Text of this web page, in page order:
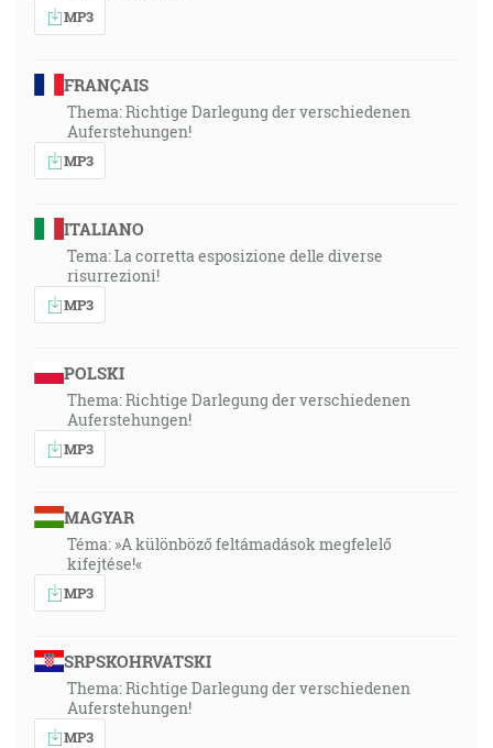
MP3
FRANÇAIS
Thema: Richtige Darlegung der verschiedenen
Auferstehungen!
MP3
ITALIANO
Tema: La corretta esposizione delle diverse
risurrezioni!
MP3
POLSKI
Thema: Richtige Darlegung der verschiedenen
Auferstehungen!
MP3
MAGYAR
Téma: »A különböző feltámadások megfelelő
kifejtése!«
MP3
SRPSKOHRVATSKI
Thema: Richtige Darlegung der verschiedenen
Auferstehungen!
MP3